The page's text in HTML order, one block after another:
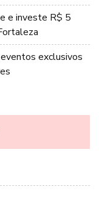
e investe R$ 5
exclusivos